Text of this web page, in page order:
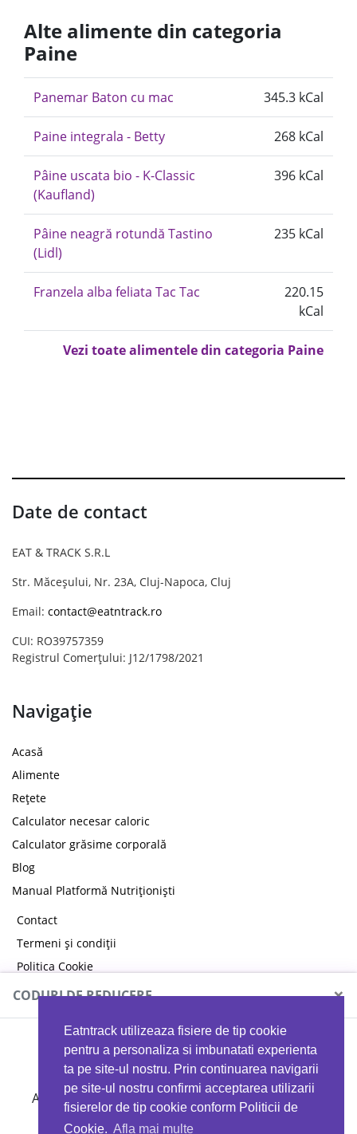
Eatntrack utilizeaza fisiere de tip cookie
pentru a personaliza si imbunatati experienta
ta pe site-ul nostru. Prin continuarea navigarii
pe site-ul nostru confirmi acceptarea utilizarii
fisierelor de tip cookie conform Politicii de
Cookie. Afla mai multe
Alte alimente din categoria
Paine
Panemar Baton cu mac 345.3 kCal
Paine integrala - Betty 268 kCal
Pâine uscata bio - K-Classic
(Kaufland)
396 kCal
Pâine neagră rotundă Tastino
(Lidl)
235 kCal
Franzela alba feliata Tac Tac
220.15
kCal
Vezi toate alimentele din categoria Paine
Date de contact
EAT & TRACK S.R.L
Str. Măceșului, Nr. 23A, Cluj-Napoca, Cluj
Email: contact@eatntrack.ro
CUI: RO39757359
Registrul Comerțului: J12/1798/2021
Navigație
Acasă
Alimente
Rețete
Calculator necesar caloric
Calculator grăsime corporală
Blog
Manual Platformă Nutriționiști
Contact
Termeni și condiții
Politica Cookie
Politica de confidențialitate
CODURI DE REDUCERE ×
MYPROTEIN
Ai 40%reducere la orice comandă folosind codul
EATTRACK